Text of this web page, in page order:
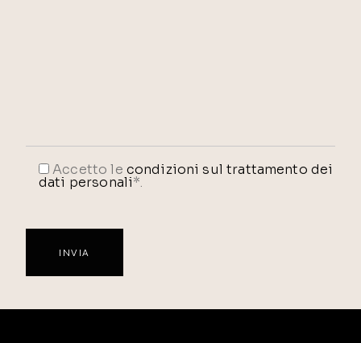
Accetto le condizioni sul trattamento dei
dati personali*.